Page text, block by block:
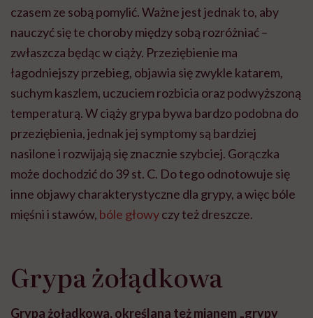
czasem ze sobą pomylić. Ważne jest jednak to, aby
nauczyć się te choroby między sobą rozróżniać –
zwłaszcza będąc w ciąży. Przeziębienie ma
łagodniejszy przebieg, objawia się zwykle katarem,
suchym kaszlem, uczuciem rozbicia oraz podwyższoną
temperaturą. W ciąży grypa bywa bardzo podobna do
przeziębienia, jednak jej symptomy są bardziej
nasilone i rozwijają się znacznie szybciej. Gorączka
może dochodzić do 39 st. C. Do tego odnotowuje się
inne objawy charakterystyczne dla grypy, a więc bóle
mięśni i stawów, bóle głowyczy też dreszcze.
Grypa żołądkowa
Grypa żołądkowa, określana też mianem „grypy
Co tydzień wybieramy teksty, rozmowy i podcasty Hello